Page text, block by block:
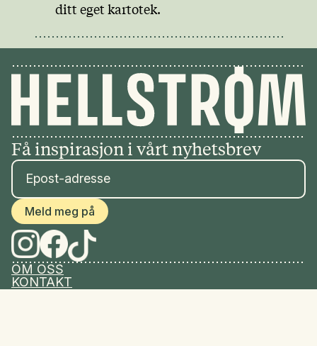
ditt eget kartotek.
Få inspirasjon i vårt nyhetsbrev
Meld meg på
OM OSS
KONTAKT